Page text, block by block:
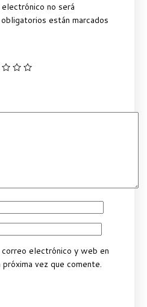
no será
están marcados
correo electrónico y web en
vez que comente.